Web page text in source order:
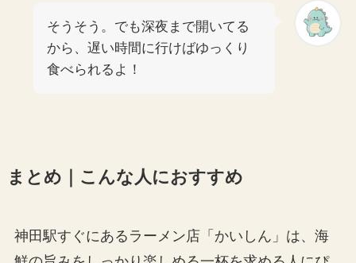
そうそう。でも深夜まで開いてる
から、遅い時間に行けばゆっくり
食べられるよ！
まとめ｜こんな人におすすめ
神田駅すぐにあるラーメン店「かいしん」は、海